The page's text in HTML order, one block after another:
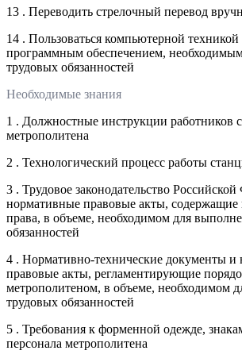
13 . Переводить стрелочный перевод
14 . Пользоваться компьютерной
программным обеспечением,
трудовых обязанностей
Необходимые знания
1 . Должностные инструкции работников
метрополитена
2 . Технологический процесс работы
3 . Трудовое законодательство
нормативные правовые акты, содержащие
права, в объеме, необходимом для
обязанностей
4 . Нормативно-технические документы и
правовые акты, регламентирующие
метрополитеном, в объеме, необходимом
трудовых обязанностей
5 . Требования к форменной одежде,
персонала метрополитена